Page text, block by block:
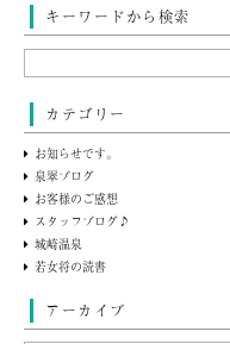
キーワードから検索
カテゴリー
お知らせです。
泉翠ブログ
お客様のご感想
スタッフブログ♪
城崎温泉
若女将の読書
アーカイブ